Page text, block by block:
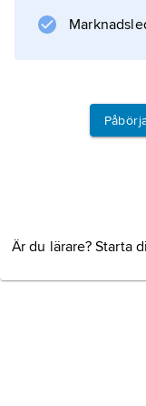
används av
ofruktsamhet
Är du lärare? Starta